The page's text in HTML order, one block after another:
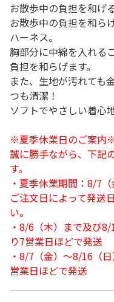
お散歩中の負担を和げ
お散歩中の負担を和ら
ハーネス。
胸部分に中綿を入れる
負担を和らげます。
また、生地が汚れても
つも清潔！
ソフトでやさしい着心
※夏季休業日のご案内
誠に勝手ながら、下記
す。
・夏季休業期間：8/7（
ご注文日によって発送
い。
・8/6（木）まで及び
り7営業日ほどで発送
・8/7（金）～8/16（
営業日ほどで発送